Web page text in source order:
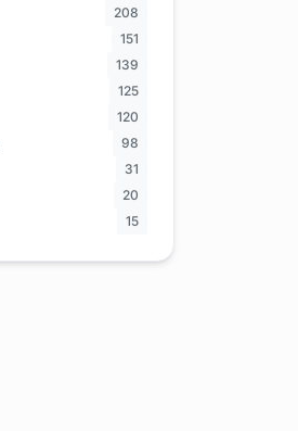
208
151
139
125
120
98
31
20
15